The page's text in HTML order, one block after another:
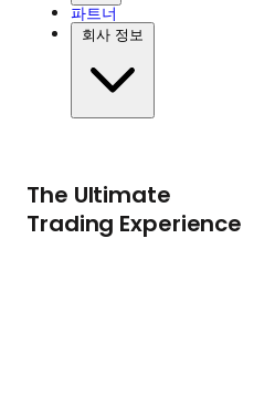
파트너
회사 정보
The Ultimate
Trading Experience